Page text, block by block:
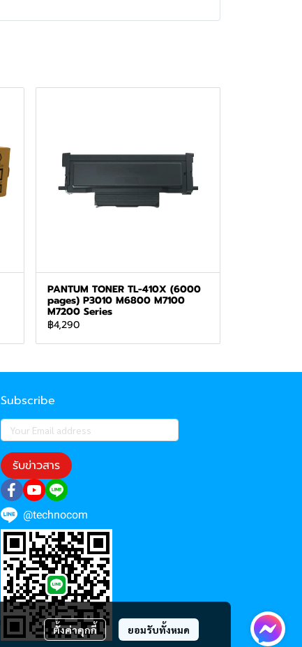
PANTUM TONER TL-410X (6000
pages) P3010 M6800 M7100
M7200 Series
฿4,290
ตั้งค่าคุกกี้ ยอมรับทั้งหมด
Subscribe
รับข่าวสาร
@technocom